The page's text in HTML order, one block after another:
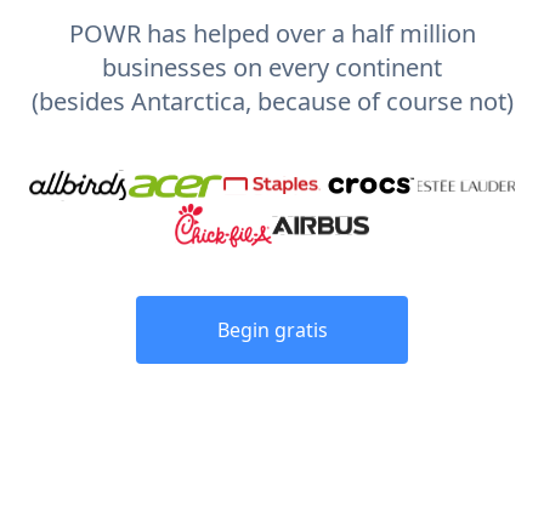
POWR has helped over a half million
businesses on every continent
(besides Antarctica, because of course not)
Begin gratis